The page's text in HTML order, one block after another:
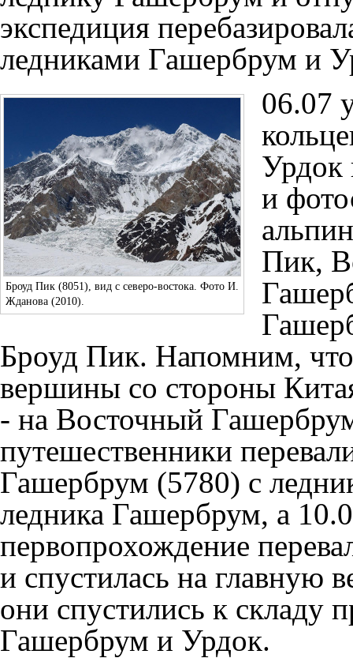
экспедиция
ледниками Гашербрум и
Броуд Пик (8051), вид с северо-востока. Фото И.
Жданова (2010).
06.07
Урдок
и
Пик,
Броуд Пик. Напомним,
вершины со стороны
- на Восточный
путешественники
Гашербрум (5780) с
ледника Гашербрум, а
первопрохождение
и спустилась на главную
они спустились к складу
Гашербрум и Урдок.